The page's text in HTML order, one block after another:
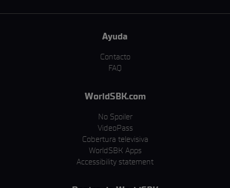
Ayuda
Contacto
FAQ
WorldSBK.com
No Spoiler
VideoPass
Cobertura televisiva
WorldSBK Apps
Accessibility statement